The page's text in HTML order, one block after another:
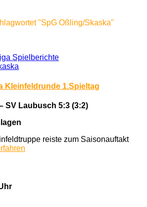
"SpG Oßling/Skaska"
Spielberichte
Kleinfeldrunde 1.Spieltag
SV Laubusch 5:3 (3:2)
reiste zum Saisonauftakt